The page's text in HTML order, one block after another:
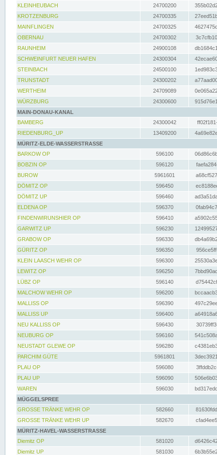
KLEINHEUBACH 24700200
KROTZENBURG
24700335
MAINFLINGEN
24700325
OBERNAU
24700302
RAUNHEIM
24900108
SCHWEINFURT NEUER HAFEN
24300304
STEINBACH
24500100
TRUNSTADT
24300202
WERTHEIM
24709089
WÜRZBURG
24300600
MAIN-DONAU-KANAL
BAMBERG
24300042
RIEDENBURG_UP
13409200
MÜRITZ-ELDE-WASSERSTRASSE
BARKOW OP
596100
BOBZIN OP
596120
BUROW
5961601
DÖMITZ OP
596450
DÖMITZ UP
596460
ELDENA OP
596370
FINDENWIRUNSHIER OP
596410
GARWITZ UP
596230
GRABOW OP
596330
GÜRITZ OP
596350
KLEIN LAASCH WEHR OP
596300
LEWITZ OP
596250
LÜBZ OP
596140
MALCHOW WEHR OP
596200
MALLISS OP
596390
MALLISS UP
596400
NEU KALLISS OP
596430
NEUBURG OP
596160
NEUSTADT GLEWE OP
596280
PARCHIM GÜTE
5961801
PLAU OP
596080
PLAU UP
596090
WAREN
596030
MÜGGELSPREE
GROSSE TRÄNKE WEHR OP
582660
GROSSE TRÄNKE WEHR UP
582670
MÜRITZ-HAVEL-WASSERSTRASSE
Diemitz OP
581020
Diemitz UP
581030